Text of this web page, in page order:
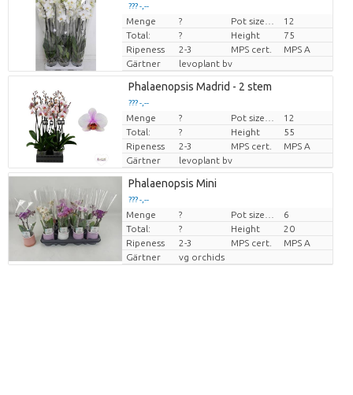
??? -,--
Preis pro Stück
Menge ?
12
Total:
? Height
75
Ripeness
2-3 MPS cert.
MPS A
Gärtner
levoplant bv
Phalaenopsis Madrid - 2 stem
??? -,--
Preis pro Stück
Menge ?
12
Total:
? Height
55
Ripeness
2-3 MPS cert.
MPS A
Gärtner
levoplant bv
Phalaenopsis Mini
??? -,--
Preis pro Stück
Menge ?
6
Total:
? Height
20
Ripeness
2-3 MPS cert.
MPS A
Gärtner
vg orchids